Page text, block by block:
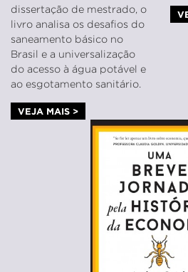
dissertação de mestrado, o
livro analisa os desafios do
saneamento básico no
Brasil e a universalização
do acesso à água potável e
ao esgotamento sanitário.
VEJA MAIS >